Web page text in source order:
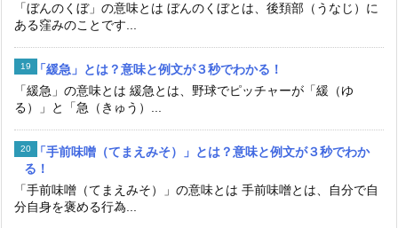
「ぼんのくぼ」の意味とは ぼんのくぼとは、後頚部（うなじ）に
ある窪みのことです...
「緩急」とは？意味と例文が３秒でわかる！
「緩急」の意味とは 緩急とは、野球でピッチャーが「緩（ゆ
る）」と「急（きゅう）...
「手前味噌（てまえみそ）」とは？意味と例文が３秒でわか
る！
「手前味噌（てまえみそ）」の意味とは 手前味噌とは、自分で自
分自身を褒める行為...